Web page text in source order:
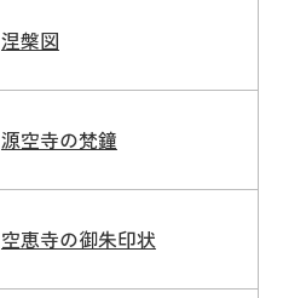
涅槃図
源空寺の梵鐘
空恵寺の御朱印状